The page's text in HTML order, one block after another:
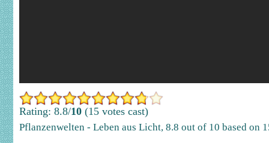
Rating: 8.8/10 (15 votes cast)
Pflanzenwelten - Leben aus Licht, 8.8 out of 10 based on